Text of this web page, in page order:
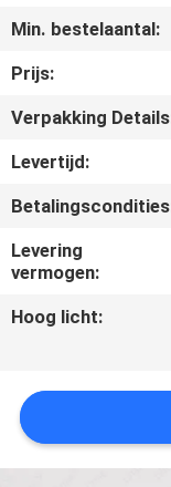
ONS
VERZOEK
OM EEN
CITAAT
SITEMAP
PRIVACY
Min. bestelaantal:
Prijs:
Verpakking
Levertijd:
Levering
vermogen:
Hoog licht: